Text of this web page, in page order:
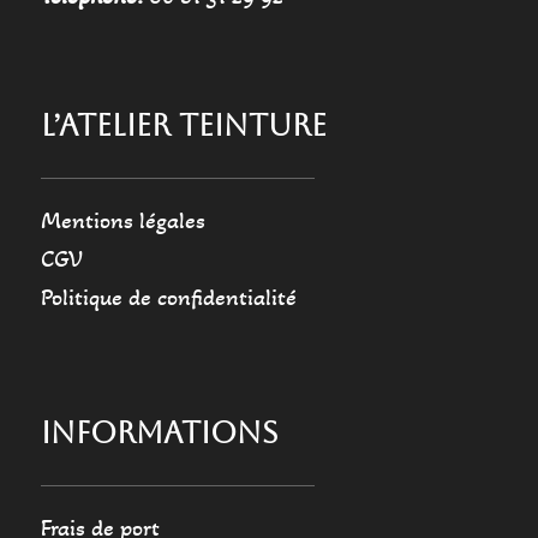
L’ATELIER TEINTURE
Mentions légales
CGV
Politique de confidentialité
INFORMATIONS
Frais de port